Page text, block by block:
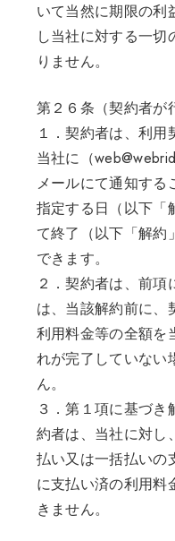
いて当然に期限の利
し当社に対する一
りません。
第２６条（契約者が
１．契約者は、利用
当社に（
メールにて通知する
指定する日（以下「
て終了（以下「解約
できます。
２．契約者は、前
は、当該解約前に、
利用料金等の全額を
れが完了していない
ん。
３．第１項に基づ
約者は、当社に対し
払い又は一括払いの
に支払い済の利用料
きません。